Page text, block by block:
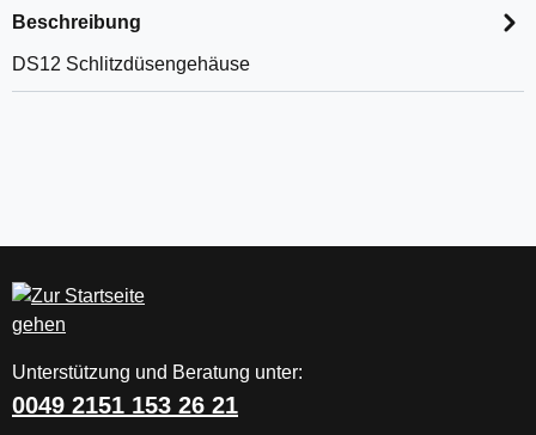
Beschreibung
DS12 Schlitzdüsengehäuse
Unterstützung und Beratung unter:
0049 2151 153 26 21